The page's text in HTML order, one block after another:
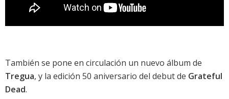
También se pone en circulación un nuevo álbum de
Tregua, y la edición 50 aniversario del debut de Grateful
Dead.